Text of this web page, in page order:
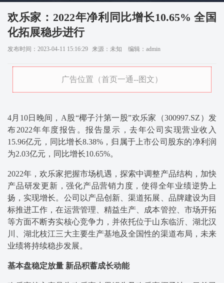
欢乐家：2022年净利同比增长10.65% 全国
化拓展稳步进行
发布时间：2023-04-11 15:16:29 来源：未知 编辑：admin
广告位置（首页一通--图文）
4月10日晚间，A股“椰子汁第一股”欢乐家（300997.SZ）发
布2022年年度报告。报告显示，去年公司实现营业收入
15.96亿元，同比增长8.38%，归属于上市公司股东的净利润
为2.03亿元，同比增长10.65%。
2022年，欢乐家把握市场机遇，探索中调整产品结构，加快
产品研发更新，强化产品营销力度，使得全年业绩逆势上
扬，实现增长。公司以产品创新、渠道拓展、品牌建设为目
标推进工作，在运营管理、精益生产、成本管控、市场开拓
等方面不断夯实核心竞争力，并依托位于山东临沂、湖北汉
川、湖北枝江三大主要生产基地及全国性的渠道布局，未来
业绩将持续稳步发展。
基本盘稳定放量 新品积蓄成长动能